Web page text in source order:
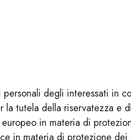
personali degli interessati in
la tutela della riservatezza
in materia di